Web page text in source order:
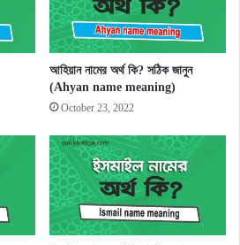
আহিয়ান নামের অর্থ কি? সঠিক জানুন
(Ahyan name meaning)
October 23, 2022